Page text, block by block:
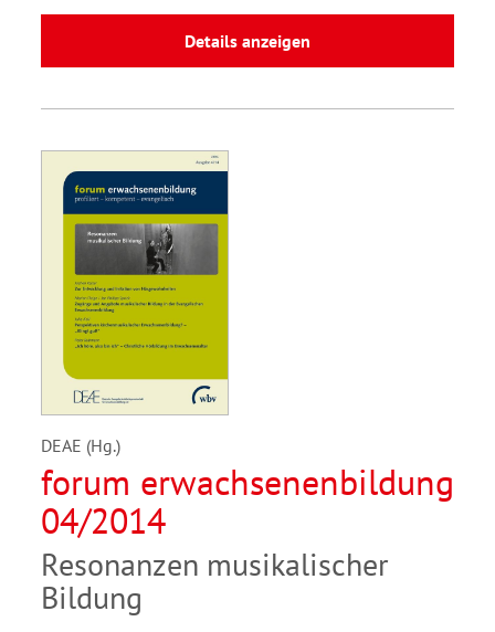
Details anzeigen
DEAE (Hg.)
forum erwachsenenbildung
04/2014
Resonanzen musikalischer
Bildung